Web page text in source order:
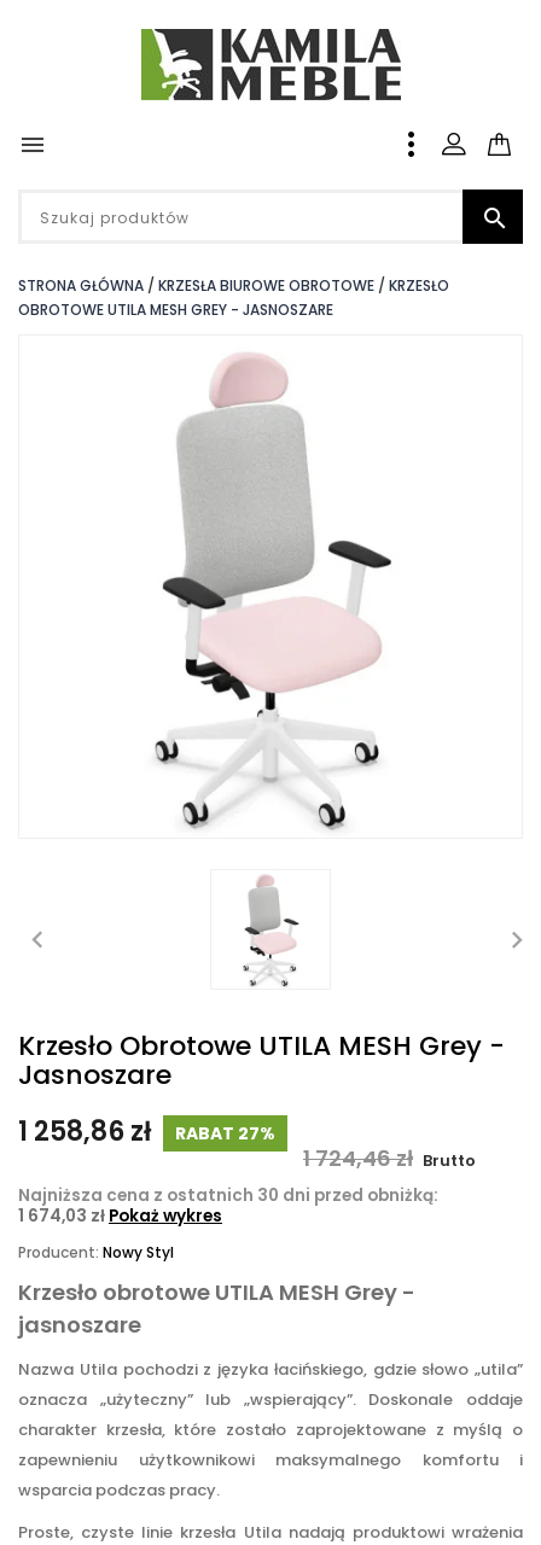


STRONA GŁÓWNA KRZESŁA BIUROWE OBROTOWE
KRZESŁO
OBROTOWE UTILA MESH GREY - JASNOSZARE
Krzesło Obrotowe UTILA MESH Grey -
Jasnoszare
1 258,86 zł
RABAT 27%
1 724,46 zł Brutto
Najniższa cena z ostatnich 30 dni przed obniżką:
1 674,03 zł Pokaż wykres
Producent: Nowy Styl
Krzesło obrotowe UTILA MESH Grey -
jasnoszare
Nazwa Utila pochodzi z języka łacińskiego, gdzie słowo „utila”
oznacza „użyteczny” lub „wspierający”. Doskonale oddaje
charakter krzesła, które zostało zaprojektowane z myślą o
zapewnieniu użytkownikowi maksymalnego komfortu i
wsparcia podczas pracy.
Proste, czyste linie krzesła Utila nadają produktowi wrażenia